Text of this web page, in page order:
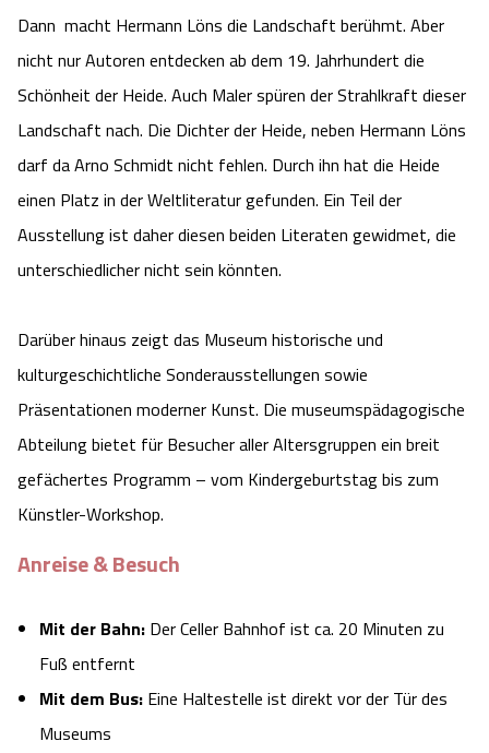
Dann macht Hermann Löns die Landschaft berühmt. Aber
nicht nur Autoren entdecken ab dem 19. Jahrhundert die
Schönheit der Heide. Auch Maler spüren der Strahlkraft dieser
Landschaft nach. Die Dichter der Heide, neben Hermann Löns
darf da Arno Schmidt nicht fehlen. Durch ihn hat die Heide
einen Platz in der Weltliteratur gefunden. Ein Teil der
Ausstellung ist daher diesen beiden Literaten gewidmet, die
unterschiedlicher nicht sein könnten.
Darüber hinaus zeigt das Museum historische und
kulturgeschichtliche Sonderausstellungen sowie
Präsentationen moderner Kunst. Die museumspädagogische
Abteilung bietet für Besucher aller Altersgruppen ein breit
gefächertes Programm – vom Kindergeburtstag bis zum
Künstler-Workshop.
Anreise & Besuch
Mit der Bahn: Der Celler Bahnhof ist ca. 20 Minuten zu
Fuß entfernt
Mit dem Bus: Eine Haltestelle ist direkt vor der Tür des
Museums